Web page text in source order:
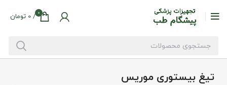
0
/
0 تومان
تیغ بیستوری موریس